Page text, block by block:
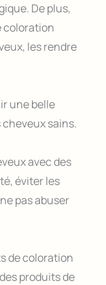
De plus,
coloration
les rendre
une belle
sains.
avec des
éviter les
pas abuser
de coloration
produits de